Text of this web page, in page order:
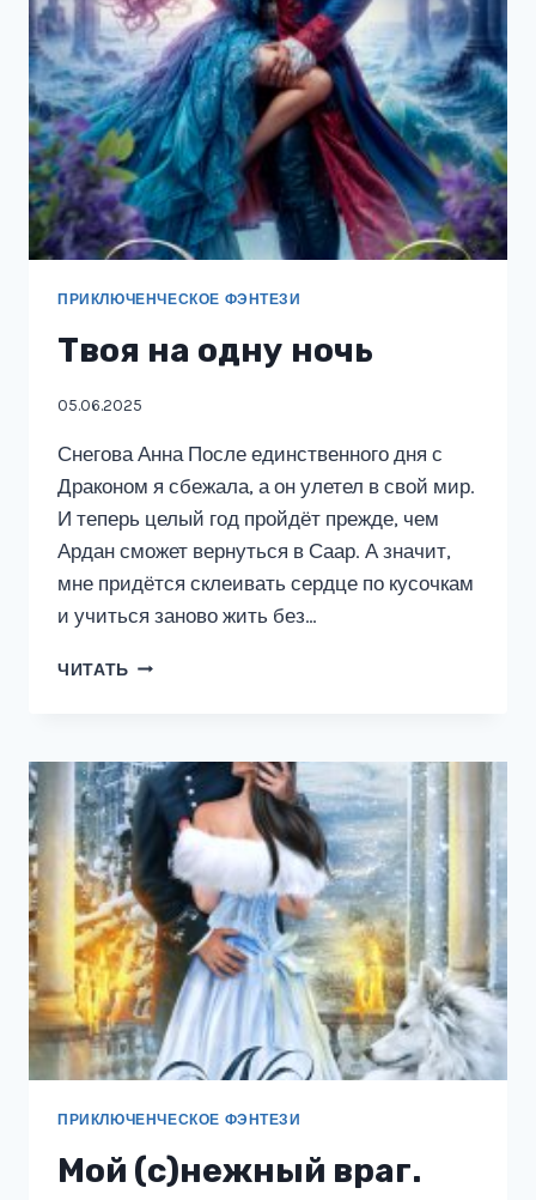
ПРИКЛЮЧЕНЧЕСКОЕ ФЭНТЕЗИ
Твоя на одну ночь
05.06.2025
Снегова Анна После единственного дня с
Драконом я сбежала, а он улетел в свой мир.
И теперь целый год пройдёт прежде, чем
Ардан сможет вернуться в Саар. А значит,
мне придётся склеивать сердце по кусочкам
и учиться заново жить без…
ЧИТАТЬ ТВОЯ
ПРИКЛЮЧЕНЧЕСКОЕ ФЭНТЕЗИ
Мой (с)нежный враг.